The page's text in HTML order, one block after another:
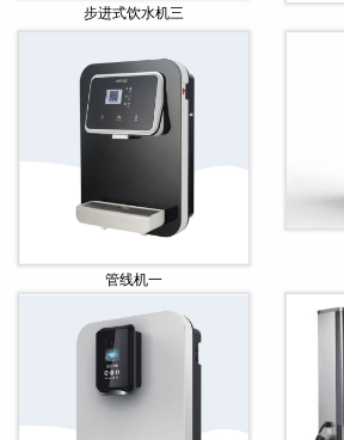
步进式饮水机三
管线机一